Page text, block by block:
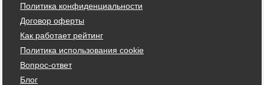
Политика конфиденциальности
Договор оферты
Как работает рейтинг
Политика использования cookie
Вопрос-ответ
Блог